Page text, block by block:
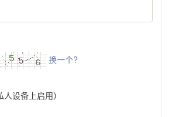
换一个?
设备上启用）